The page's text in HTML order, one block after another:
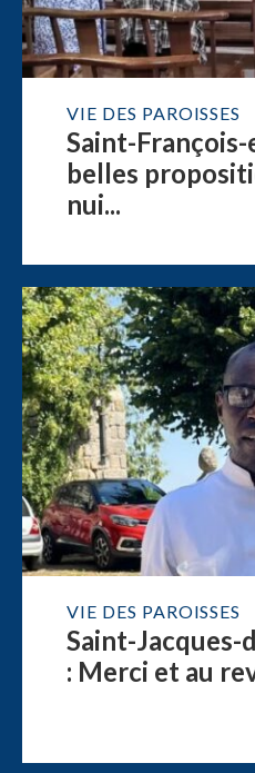
VIE DES PAROISSES
Saint-François-
belles
nui...
VIE DES PAROISSES
Saint-
: Merci et au